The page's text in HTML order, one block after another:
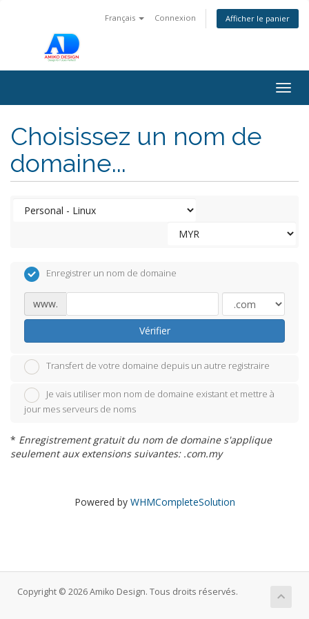
Français Connexion Afficher le panier
Choisissez un nom de
domaine...
Enregistrer un nom de domaine
www.
Vérifier
Transfert de votre domaine depuis un autre registraire
Je vais utiliser mon nom de domaine existant et mettre à
jour mes serveurs de noms
* Enregistrement gratuit du nom de domaine s'applique
seulement aux extensions suivantes: .com.my
Powered by WHMCompleteSolution
Copyright © 2026 Amiko Design. Tous droits réservés.